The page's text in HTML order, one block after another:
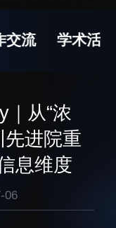
成技术研究所
学与健康工程研
药与技术研究所
与脑疾病研究所
物学研究所
工智能研究所
交流 学术活动
从“浓
进院重
息维度
06